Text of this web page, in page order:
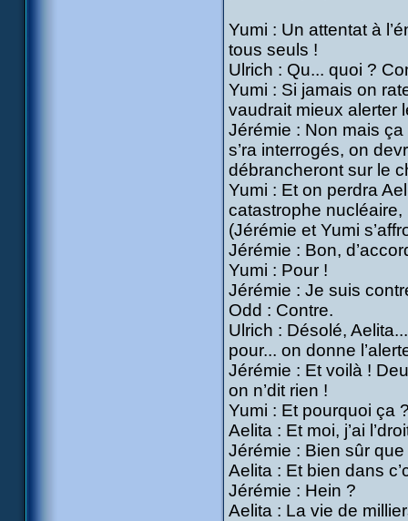
Yumi : Un attentat à
tous seuls !
Ulrich : Qu... quoi ?
Yumi : Si jamais on
vaudrait mieux alerter
Jérémie : Non mais
s’ra interrogés, on
débrancheront sur le
Yumi : Et on perdra
catastrophe nucléaire,
(Jérémie et Yumi
Jérémie : Bon,
Yumi : Pour !
Jérémie : Je suis
Odd : Contre.
Ulrich : Désolé,
pour... on donne
Jérémie : Et voilà !
on n’dit rien !
Yumi : Et pourquoi ça
Aelita : Et moi, j’ai
Jérémie : Bien sûr
Aelita : Et bien dans
Jérémie : Hein ?
Aelita : La vie de